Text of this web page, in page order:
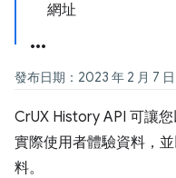
網址
發布日期：2023 年 2 月 7
CrUX History API 可讓
實際使用者體驗資料，
料。